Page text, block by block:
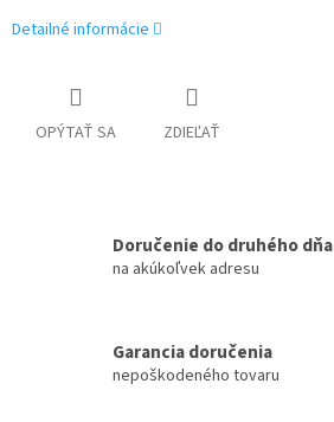
Detailné informácie
OPÝTAŤ SA ZDIEĽAŤ
Doručenie do druhého dňa
na akúkoľvek adresu
Garancia doručenia
nepoškodeného tovaru